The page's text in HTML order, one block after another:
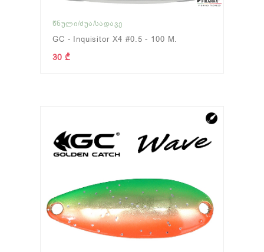
ᲬᲜᲣᲚᲘ/ᲫᲣᲐ/ᲡᲐᲓᲐᲕᲔ
GC - Inquisitor X4 #0.5 - 100 M.
30 ₾